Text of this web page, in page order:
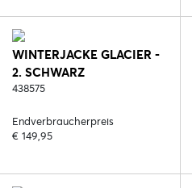
WINTERJACKE GLACIER -
2. SCHWARZ
438575
Endverbraucherpreis
€ 149,95